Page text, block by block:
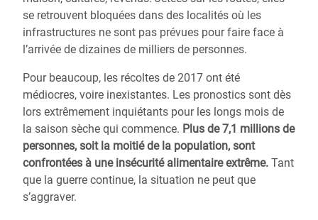
se retrouvent bloquées dans des localités où les
infrastructures ne sont pas prévues pour faire face à
l’arrivée de dizaines de milliers de personnes.
Pour beaucoup, les récoltes de 2017 ont été
médiocres, voire inexistantes. Les pronostics sont dès
lors extrêmement inquiétants pour les longs mois de
la saison sèche qui commence. Plus de 7,1 millions de
personnes, soit la moitié de la population, sont
confrontées à une insécurité alimentaire extrême. Tant
que la guerre continue, la situation ne peut que
s’aggraver.